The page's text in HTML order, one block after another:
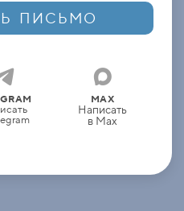
ПИСЬМО
MAX
Написать
в Max